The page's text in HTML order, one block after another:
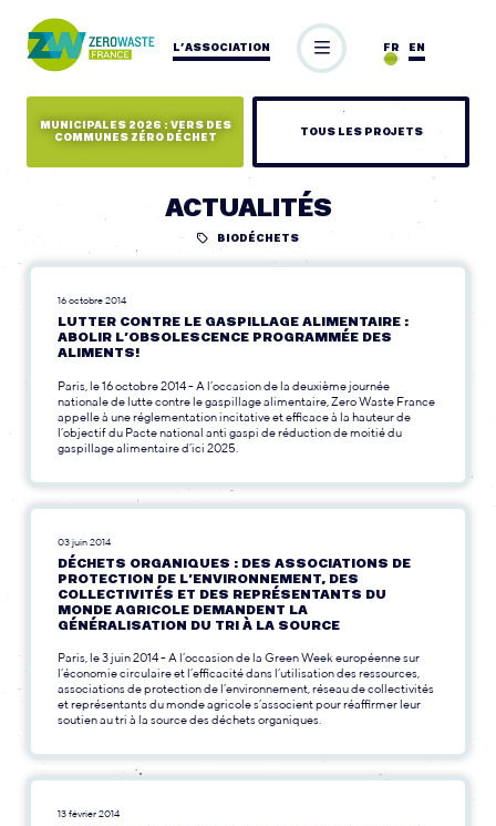
L’ASSOCIATION EN
FR
MUNICIPALES 2026 : VERS DES
COMMUNES ZÉRO DÉCHET
TOUS LES PROJETS
ACTUALITÉS
BIODÉCHETS
16 octobre 2014
LUTTER CONTRE LE GASPILLAGE ALIMENTAIRE :
ABOLIR L’OBSOLESCENCE PROGRAMMÉE DES
ALIMENTS!
Paris, le 16 octobre 2014 - A l’occasion de la deuxième journée
nationale de lutte contre le gaspillage alimentaire, Zero Waste France
appelle à une réglementation incitative et efficace à la hauteur de
l’objectif du Pacte national anti gaspi de réduction de moitié du
gaspillage alimentaire d’ici 2025.
03 juin 2014
DÉCHETS ORGANIQUES : DES ASSOCIATIONS DE
PROTECTION DE L’ENVIRONNEMENT, DES
COLLECTIVITÉS ET DES REPRÉSENTANTS DU
MONDE AGRICOLE DEMANDENT LA
GÉNÉRALISATION DU TRI À LA SOURCE
Paris, le 3 juin 2014 - A l’occasion de la Green Week européenne sur
l’économie circulaire et l’efficacité dans l’utilisation des ressources,
associations de protection de l’environnement, réseau de collectivités
et représentants du monde agricole s’associent pour réaffirmer leur
soutien au tri à la source des déchets organiques.
13 février 2014